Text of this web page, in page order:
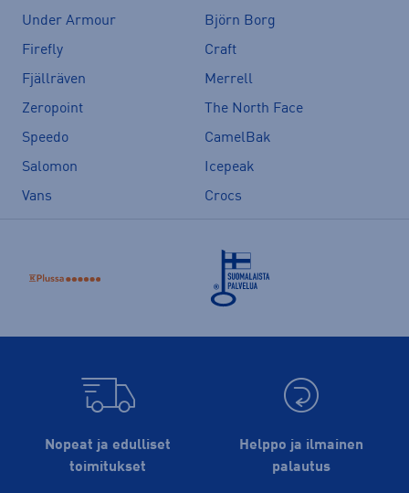
Under Armour
Björn Borg
Firefly
Craft
Fjällräven
Merrell
Zeropoint
The North Face
Speedo
CamelBak
Salomon
Icepeak
Vans
Crocs
Nopeat ja edulliset
toimitukset
Helppo ja ilmainen
palautus